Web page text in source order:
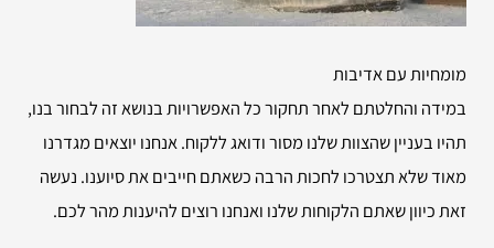
מומחיות עם אדיבות
במידה והחלטתם לאחר תחקור כל האפשרויות בנושא זה לבחור בנו,
תהיו בעניין שהצוות שלנו מסור ודואג ללקוח. אנחנו יוצאים מגדרנו
מאוד שלא תצטרכו לחכות הרבה כשאתם חייבים את סיוענו. נעשה
זאת כיוון שאתם הלקוחות שלנו ואנחנו רוצים להיענות מהר לכם.